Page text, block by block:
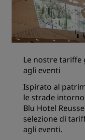
Le nostre
agli eventi
Ispirato al
le strade
Blu Hotel
selezione di
agli eventi.